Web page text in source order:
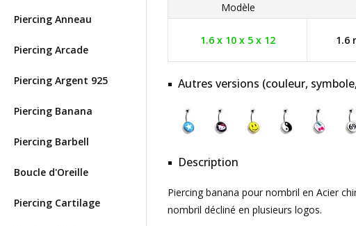
Piercing Anneau
Piercing Arcade
Piercing Argent 925
Piercing Banana
Piercing Barbell
Boucle d'Oreille
Piercing Cartilage
Modèle
1.6 x 10 x 5 x 12 1.6
Autres versions (couleur,
Description
Piercing banana pour nombril en Acier
nombril décliné en plusieurs logos.